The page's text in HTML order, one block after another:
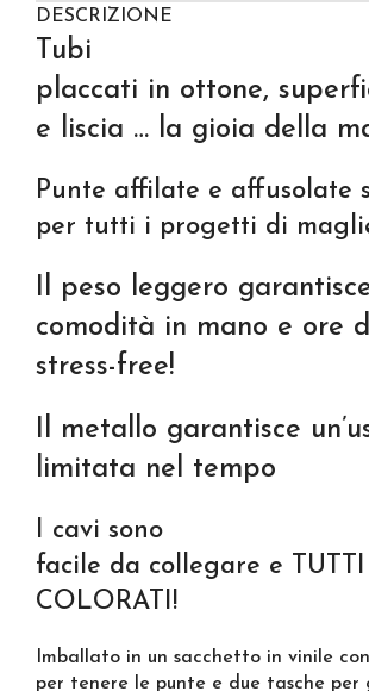
Cosa aspetti?
Iscriviti alla newsletter
Ogni mese tante novità e promozioni
appositamente per te
Cliccando sul pulsante "iscrivimi" accetti
Policy
DESCRIZIONE
Tubi
placcati in ottone,
e liscia … la gioia della
Punte affilate e affusolate
per tutti i progetti di
Il peso leggero
comodità in mano e ore
stress-free!
Il metallo garantisce
limitata nel tempo
I cavi sono
facile da collegare e TUTTI
COLORATI!
Imballato in un sacchetto in vinile
per tenere le punte e due tasche per